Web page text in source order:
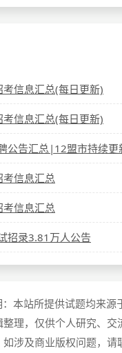
信息汇总(每日更新)
信息汇总(每日更新)
公告汇总|12盟市持续更
信息汇总
信息汇总
招录3.81万人公告
：本站所提供试题均来源
理，仅供个人研究、交
涉及商业版权问题，请